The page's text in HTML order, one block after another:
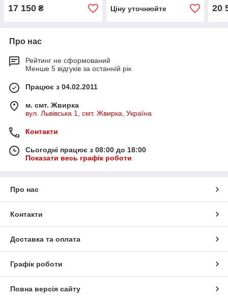
17 150 ₴
Ціну уточнюйте
20
Про нас
Рейтинг не сформований
Менше 5 відгуків за останній рік
Працює з 04.02.2011
м. смт. Жвирка
вул. Львівська 1, смт. Жвирка, Україна
Контакти
Сьогодні працює з 08:00 до 18:00
Показати весь графік роботи
Про нас
Контакти
Доставка та оплата
Графік роботи
Повна версія сайту